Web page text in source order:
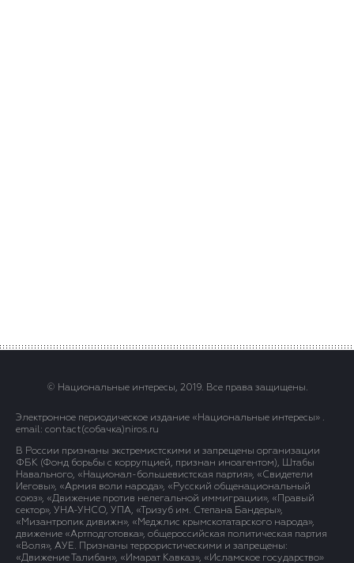
© Национальные интересы, 2019. Все права защищены.
Электронное периодическое издание «Национальные интересы» .
email: contact(сoбaчка)niros.ru
В России признаны экстремистскими и запрещены организации
ФБК (Фонд борьбы с коррупцией, признан иноагентом), Штабы
Навального, «Национал-большевистская партия», «Свидетели
Иеговы», «Армия воли народа», «Русский общенациональный
союз», «Движение против нелегальной иммиграции», «Правый
сектор», УНА-УНСО, УПА, «Тризуб им. Степана Бандеры»,
«Мизантропик дивижн», «Меджлис крымскотатарского народа»,
движение «Артподготовка», общероссийская политическая партия
«Воля», АУЕ. Признаны террористическими и запрещены:
«Движение Талибан», «Имарат Кавказ», «Исламское государство»